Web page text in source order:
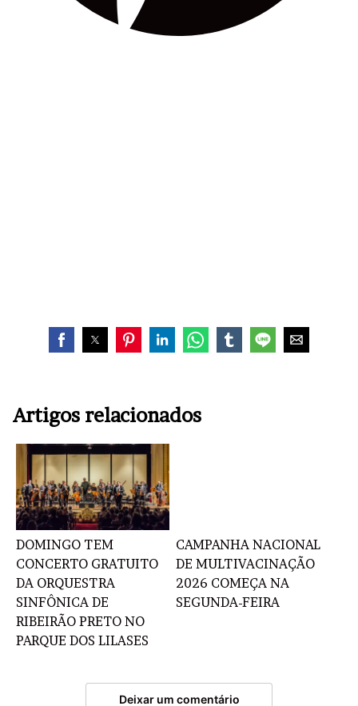
Artigos relacionados
DOMINGO TEM
CONCERTO GRATUITO
DA ORQUESTRA
SINFÔNICA DE
RIBEIRÃO PRETO NO
PARQUE DOS LILASES
CAMPANHA NACIONAL
DE MULTIVACINAÇÃO
2026 COMEÇA NA
SEGUNDA-FEIRA
Deixar um comentário